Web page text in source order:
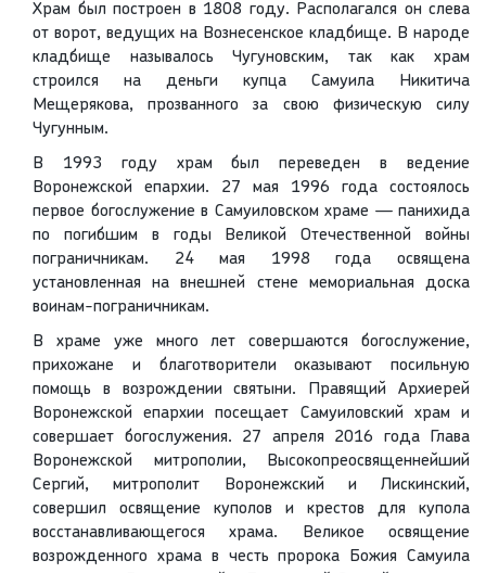
Храм был построен в 1808 году. Располагался он слева
от ворот, ведущих на Вознесенское кладбище. В народе
кладбище называлось Чугуновским, так как храм
строился на деньги купца Самуила Никитича
Мещерякова, прозванного за свою физическую силу
Чугунным.
В 1993 году храм был переведен в ведение
Воронежской епархии. 27 мая 1996 года состоялось
первое богослужение в Самуиловском храме — панихида
по погибшим в годы Великой Отечественной войны
пограничникам. 24 мая 1998 года освящена
установленная на внешней стене мемориальная доска
воинам-пограничникам.
В храме уже много лет совершаются богослужение,
прихожане и благотворители оказывают посильную
помощь в возрождении святыни. Правящий Архиерей
Воронежской епархии посещает Самуиловский храм и
совершает богослужения. 27 апреля 2016 года Глава
Воронежской митрополии, Высокопреосвященнейший
Сергий, митрополит Воронежский и Лискинский,
совершил освящение куполов и крестов для купола
восстанавливающегося храма. Великое освящение
возрожденного храма в честь пророка Божия Самуила